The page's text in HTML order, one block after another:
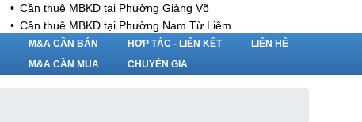
Cần thuê MBKD tại Phường Giảng Võ
Cần thuê MBKD tại Phường Nam Từ Liêm
Cần thuê MBKD tại Phường Cầu Giấy
Cần thuê MBKD tại Phường Thanh Xuân
Cần thuê MBKD tại Phường Long Biên
M&A CẦN BÁN
M&A CẦN MUA
HỢP TÁC - LIÊN KẾT
CHUYÊN GIA
LIÊN HỆ